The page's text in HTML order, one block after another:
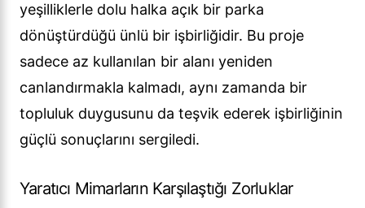
yeşilliklerle dolu halka açık bir parka
dönüştürdüğü ünlü bir işbirliğidir. Bu proje
sadece az kullanılan bir alanı yeniden
canlandırmakla kalmadı, aynı zamanda bir
topluluk duygusunu da teşvik ederek işbirliğinin
güçlü sonuçlarını sergiledi.
Yaratıcı Mimarların Karşılaştığı Zorluklar